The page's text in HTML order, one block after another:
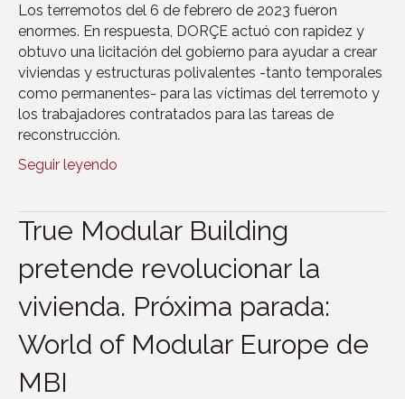
Los terremotos del 6 de febrero de 2023 fueron
enormes. En respuesta, DORÇE actuó con rapidez y
obtuvo una licitación del gobierno para ayudar a crear
viviendas y estructuras polivalentes -tanto temporales
como permanentes- para las víctimas del terremoto y
los trabajadores contratados para las tareas de
reconstrucción.
Seguir leyendo
True Modular Building
pretende revolucionar la
vivienda. Próxima parada:
World of Modular Europe de
MBI